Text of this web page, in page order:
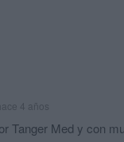
4 años
Tanger Med y con